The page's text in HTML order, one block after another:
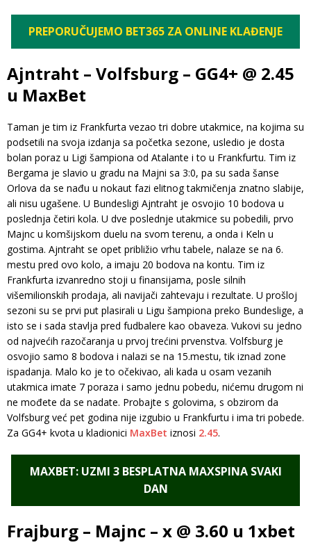
PREPORUČUJEMO BET365 ZA ONLINE KLAĐENJE
Ajntraht – Volfsburg – GG4+ @ 2.45
u MaxBet
Taman je tim iz Frankfurta vezao tri dobre utakmice, na kojima su
podsetili na svoja izdanja sa početka sezone, usledio je dosta
bolan poraz u Ligi šampiona od Atalante i to u Frankfurtu. Tim iz
Bergama je slavio u gradu na Majni sa 3:0, pa su sada šanse
Orlova da se nađu u nokaut fazi elitnog takmičenja znatno slabije,
ali nisu ugašene. U Bundesligi Ajntraht je osvojio 10 bodova u
poslednja četiri kola. U dve poslednje utakmice su pobedili, prvo
Majnc u komšijskom duelu na svom terenu, a onda i Keln u
gostima. Ajntraht se opet približio vrhu tabele, nalaze se na 6.
mestu pred ovo kolo, a imaju 20 bodova na kontu. Tim iz
Frankfurta izvanredno stoji u finansijama, posle silnih
višemilionskih prodaja, ali navijači zahtevaju i rezultate. U prošloj
sezoni su se prvi put plasirali u Ligu šampiona preko Bundeslige, a
isto se i sada stavlja pred fudbalere kao obaveza. Vukovi su jedno
od najvećih razočaranja u prvoj trećini prvenstva. Volfsburg je
osvojio samo 8 bodova i nalazi se na 15.mestu, tik iznad zone
ispadanja. Malo ko je to očekivao, ali kada u osam vezanih
utakmica imate 7 poraza i samo jednu pobedu, nićemu drugom ni
ne mođete da se nadate. Probajte s golovima, s obzirom da
Volfsburg već pet godina nije izgubio u Frankfurtu i ima tri pobede.
Za GG4+ kvota u kladionici MaxBet iznosi 2.45.
MAXBET: UZMI 3 BESPLATNA MAXSPINA SVAKI
DAN
Frajburg – Majnc – x @ 3.60 u 1xbet